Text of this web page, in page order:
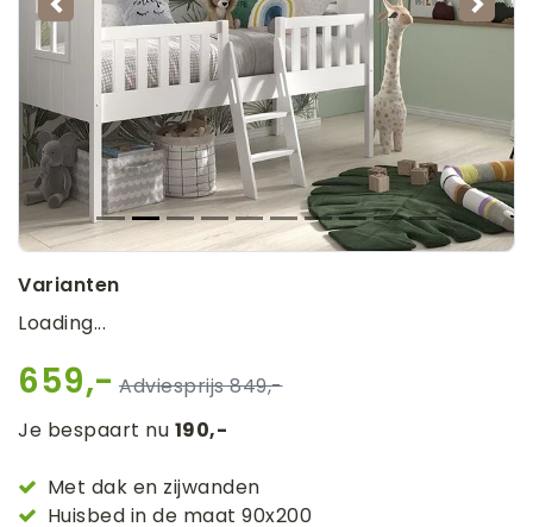
Vorige
Varianten
Loading...
659,-
849,-
Je bespaart nu 190,-
Met dak en zijwanden
Huisbed in de maat 90x200